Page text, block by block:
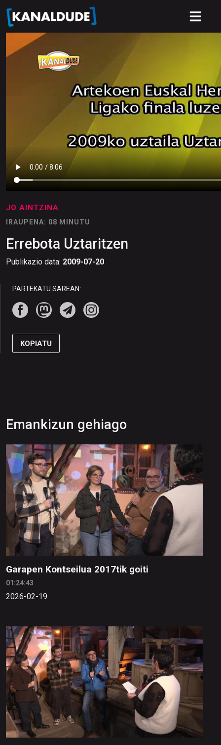
JO AINTZINA
IRAUPENA: 08 MINUTU
Errebota Uztaritzen
Publikazio data: 2009-07-20
PARTEKATU SAREAN:
KOPIATU
Emankizun gehiago
Garapen Kontseilua 2017tik goiti
01:24:43
2026-02-19